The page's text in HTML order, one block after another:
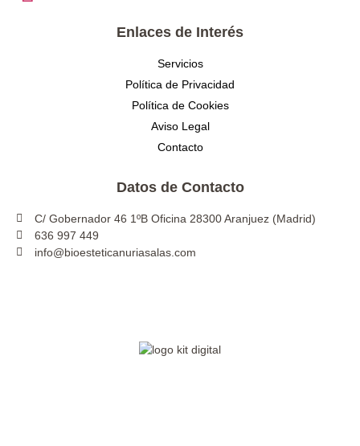
Enlaces de Interés
Servicios
Política de Privacidad
Política de Cookies
Aviso Legal
Contacto
Datos de Contacto
C/ Gobernador 46 1ºB Oficina 28300 Aranjuez (Madrid)
636 997 449
info@bioesteticanuriasalas.com